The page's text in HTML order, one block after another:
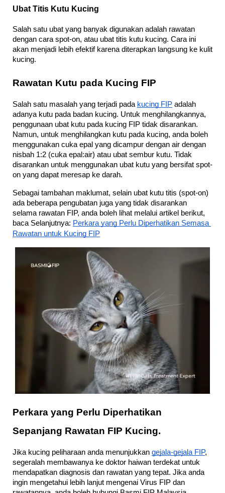
Ubat Titis Kutu Kucing
Salah satu ubat yang banyak digunakan adalah rawatan
dengan cara spot-on, atau ubat titis kutu kucing. Cara ini
akan menjadi lebih efektif karena diterapkan langsung ke kulit
kucing.
Rawatan Kutu pada Kucing FIP
Salah satu masalah yang terjadi pada kucing FIP adalah
adanya kutu pada badan kucing. Untuk menghilangkannya,
penggunaan ubat kutu pada kucing FIP tidak disarankan.
Namun, untuk menghilangkan kutu pada kucing, anda boleh
menggunakan cuka epal yang dicampur dengan air dengan
nisbah 1:2 (cuka epal:air) atau ubat sembur kutu. Tidak
disarankan untuk menggunakan ubat kutu yang bersifat spot-
on yang dapat meresap ke darah.
Sebagai tambahan maklumat, selain ubat kutu titis (spot-on)
ada beberapa pengubatan juga yang tidak disarankan
selama rawatan FIP, anda boleh lihat melalui artikel berikut,
baca Selanjutnya: Perkara yang Perlu Diperhatikan Semasa
Rawatan untuk Kucing FIP
Perkara yang Perlu Diperhatikan
Sepanjang Rawatan FIP Kucing.
Jika kucing peliharaan anda menunjukkan gejala-gejala FIP,
segeralah membawanya ke doktor haiwan terdekat untuk
mendapatkan diagnosis dan rawatan yang tepat. Jika anda
ingin mengetahui lebih lanjut mengenai Virus FIP dan